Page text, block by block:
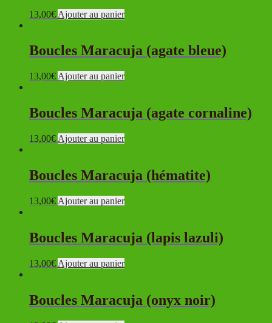
13,00€ Ajouter au panier
Boucles Maracuja (agate bleue)
13,00€ Ajouter au panier
Boucles Maracuja (agate cornaline)
13,00€ Ajouter au panier
Boucles Maracuja (hématite)
13,00€ Ajouter au panier
Boucles Maracuja (lapis lazuli)
13,00€ Ajouter au panier
Boucles Maracuja (onyx noir)